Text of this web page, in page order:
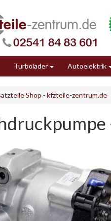
Turbolader Autoelektrik
Shop - kfzteile-zentrum.de